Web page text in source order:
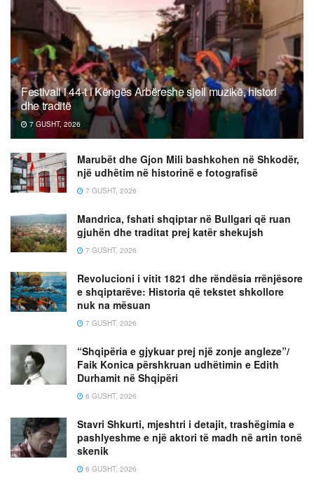
Festivali i 44-t i Këngës Arbëreshe sjell muzikë, histori
dhe traditë
7 GUSHT, 2026
Marubët dhe Gjon Mili bashkohen në Shkodër,
një udhëtim në historinë e fotografisë
7 GUSHT, 2026
Mandrica, fshati shqiptar në Bullgari që ruan
gjuhën dhe traditat prej katër shekujsh
7 GUSHT, 2026
Revolucioni i vitit 1821 dhe rëndësia rrënjësore
e shqiptarëve: Historia që tekstet shkollore
nuk na mësuan
7 GUSHT, 2026
“Shqipëria e gjykuar prej një zonje angleze”/
Faik Konica përshkruan udhëtimin e Edith
Durhamit në Shqipëri
6 GUSHT, 2026
Stavri Shkurti, mjeshtri i detajit, trashëgimia e
pashlyeshme e një aktori të madh në artin tonë
skenik
6 GUSHT, 2026